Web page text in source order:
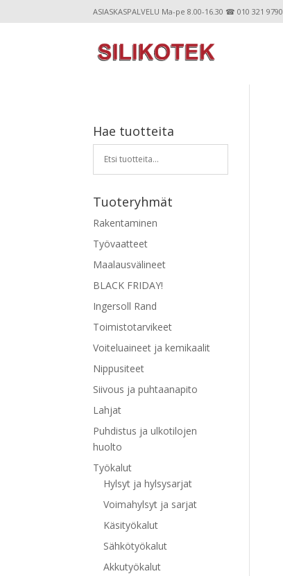
ASIASKASPALVELU Ma-pe 8.00-16.30 ☎ 010 321
Hae tuotteita
Tuoteryhmät
Rakentaminen
Työvaatteet
Maalausvälineet
BLACK FRIDAY!
Ingersoll Rand
Toimistotarvikeet
Voiteluaineet ja kemikaalit
Nippusiteet
Siivous ja puhtaanapito
Lahjat
Puhdistus ja ulkotilojen
huolto
Työkalut
Hylsyt ja hylsysarjat
Voimahylsyt ja sarjat
Käsityökalut
Sähkötyökalut
Akkutyökalut